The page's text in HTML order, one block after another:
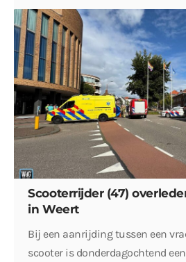
Scooterrijder (47)
in Weert
Bij een aanrijding tussen een
scooter is donderdagochtend